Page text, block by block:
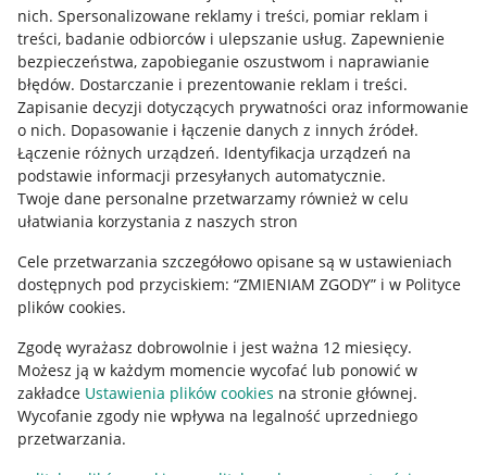
nich. Spersonalizowane reklamy i treści, pomiar reklam i
treści, badanie odbiorców i ulepszanie usług. Zapewnienie
bezpieczeństwa, zapobieganie oszustwom i naprawianie
błędów. Dostarczanie i prezentowanie reklam i treści.
Zapisanie decyzji dotyczących prywatności oraz informowanie
o nich. Dopasowanie i łączenie danych z innych źródeł.
Łączenie różnych urządzeń. Identyfikacja urządzeń na
podstawie informacji przesyłanych automatycznie.
Twoje dane personalne przetwarzamy również w celu
ułatwiania korzystania z naszych stron
Cele przetwarzania szczegółowo opisane są w ustawieniach
dostępnych pod przyciskiem: “ZMIENIAM ZGODY” i w Polityce
plików cookies.
Zgodę wyrażasz dobrowolnie i jest ważna 12 miesięcy.
Możesz ją w każdym momencie wycofać lub ponowić w
zakładce Ustawienia plików cookies na stronie głównej.
Wycofanie zgody nie wpływa na legalność uprzedniego
przetwarzania.
Allegro Gadane dla kupujących
Mapa miejscowości
Informacje prawne
Regulamin
Polityka plików "cookies"
Ustawienia plików "cookies"
Udostępnianie lokalizacji
Informacje dla Aktu o Usługach Cyfrowych
Pobierz aplikację